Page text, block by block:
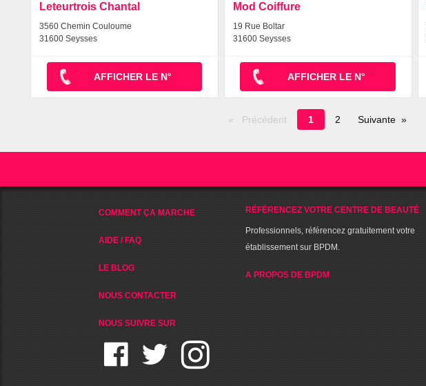
Leteurtrois Chantal
3560 Chemin Couloume
31600 Seysses
AFFICHER LE N°
Mod Coiffure
19 Rue Boltar
31600 Seysses
AFFICHER LE N°
Précédent
Page
en
1 2 Suivante
COMMENT ÇA MARCHE
AIDE / FAQ
LE BLOG
NOUS CONTACTER
NOUS SUIVRE SUR
RÉFÉRENCEZ VOTRE CENTRE DE BEAUTÉ
Professionnels, référencez gratuitement votre
établissement sur BPDM.
A PROPOS DE BPDM